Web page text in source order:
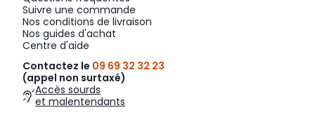
Suivre une commande
Nos conditions de livraison
Nos guides d'achat
Centre d'aide
Contactez le 09 69 32 32 23
(appel non surtaxé)
Accès sourds
et malentendants